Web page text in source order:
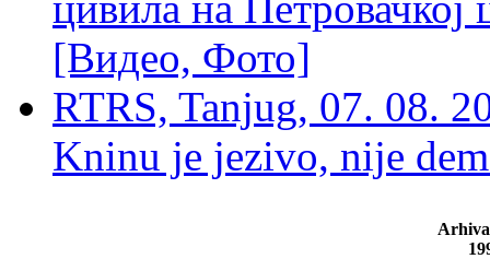
[Видео, Фото]
RTRS, Tanjug, 07. 08.
Kninu je jezivo, nije